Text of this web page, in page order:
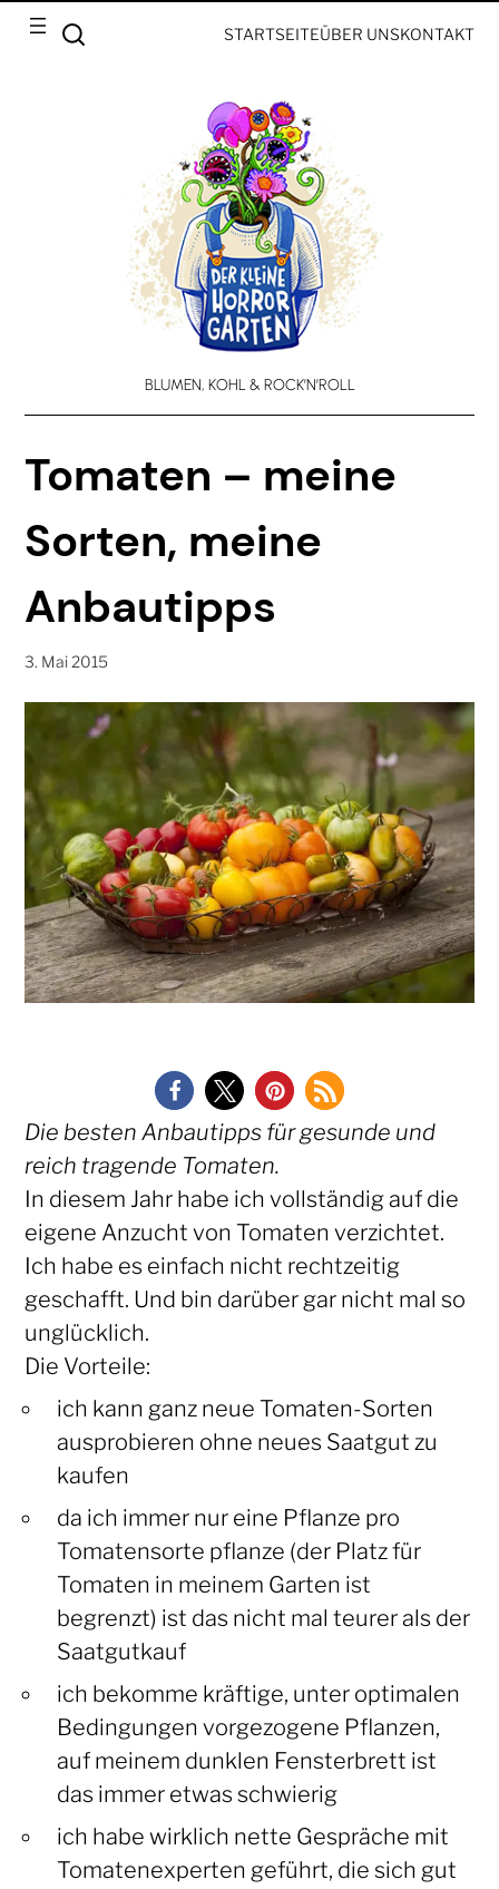
STARTSEITEÜBER UNSKONTAKT
BLUMEN, KOHL & ROCK’N’ROLL
Tomaten – meine
Sorten, meine
Anbautipps
3. Mai 2015
Die besten Anbautipps für gesunde und
reich tragende Tomaten.
In diesem Jahr habe ich vollständig auf die
eigene Anzucht von Tomaten verzichtet.
Ich habe es einfach nicht rechtzeitig
geschafft. Und bin darüber gar nicht mal so
unglücklich.
Die Vorteile:
ich kann ganz neue Tomaten-Sorten
ausprobieren ohne neues Saatgut zu
kaufen
da ich immer nur eine Pflanze pro
Tomatensorte pflanze (der Platz für
Tomaten in meinem Garten ist
begrenzt) ist das nicht mal teurer als der
Saatgutkauf
ich bekomme kräftige, unter optimalen
Bedingungen vorgezogene Pflanzen,
auf meinem dunklen Fensterbrett ist
das immer etwas schwierig
ich habe wirklich nette Gespräche mit
Tomatenexperten geführt, die sich gut